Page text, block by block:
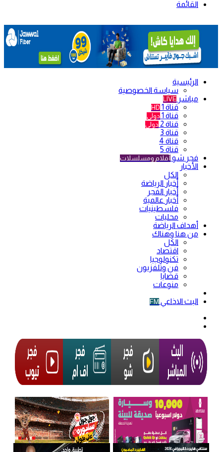
القائمة
الرئيسية
سياسة الخصوصية
مباشر LIVE
قناة 1 HD
قناة 1 دولي
قناة 2 دولي
قناة 3
قناة 4
قناة 5
فجر شو أفلام ومسلسلات
الأخبار
الكل
أخبار الرياضة
أخبار الفجر
أخبار عالمية
فلسطينيات
محليات
أهداف الرياضة
من هنا وهناك
الكل
اقتصاد
تكنولوجيا
فن وتلفزيون
قضايا
منوعات
البث الاذاعي FM